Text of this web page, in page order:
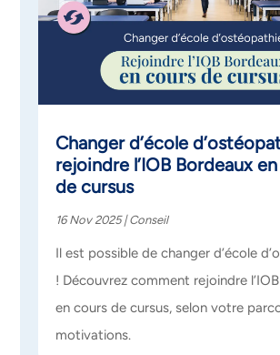
Changer d’école
rejoindre l’IOB Bordeaux
de cursus
16 Nov 2025|Conseil
Il est possible de changer d’école
! Découvrez comment rejoindre
en cours de cursus, selon votre
motivations.